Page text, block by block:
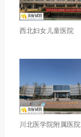
西北妇女儿童医院
川北医学院附属医院